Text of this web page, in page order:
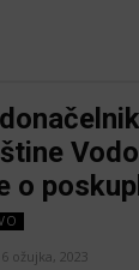
o
ožujka, 2023